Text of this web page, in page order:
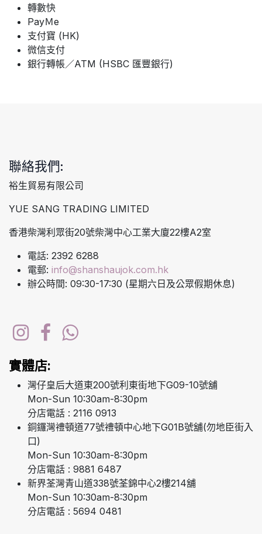
轉數快
PayＭe
支付寶 (HK)
微信支付
銀行轉帳／ATM (HSBC 匯豐銀行)
聯絡我們:
裕生貿易有限公司
YUE SANG TRADING LIMITED
香港柴灣利眾街20號柴灣中心工業大廈22樓A2室
電話: 2392 6288
電郵: info@shanshaujok.com.hk
辦公時間: 09:30-17:30 (星期六日及公眾假期休息)
實體店:
灣仔皇后大道東200號利東街地下G09-10號舖
Mon-Sun 10:30am-8:30pm
分店電話 : 2116 0913
銅鑼灣禮頓道77號禮頓中心地下G01B號舖(勿地臣街入
口)
Mon-Sun 10:30am-8:30pm
分店電話 : 9881 6487
新界荃灣青山道338號荃錦中心2樓214舖
Mon-Sun 10:30am-8:30pm
分店電話 : 5694 0481